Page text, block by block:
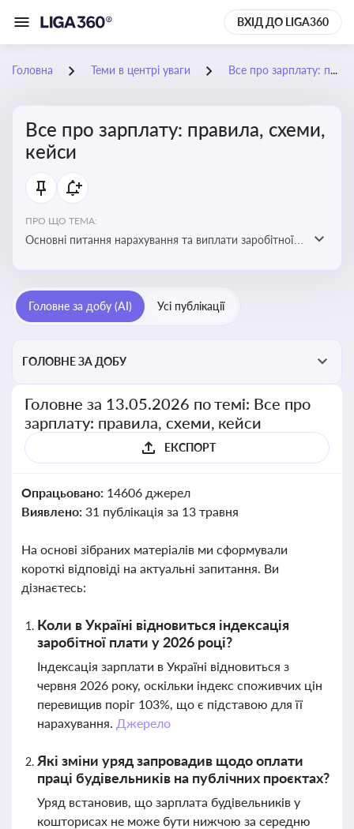
ВХІД ДО LIGA360
Головна Теми в центрі уваги Все про зарплату: правила, схеми, кейси
Все про зарплату: правила, схеми,
кейси
ПРО ЩО ТЕМА:
Основні питання нарахування та виплати заробітної
інформації про можливі схеми зловживань
Головне за добу (AI) Усі публікації
ГОЛОВНЕ ЗА ДОБУ
Головне за 13.05.2026 по темі: Все про
зарплату: правила, схеми, кейси
ЕКСПОРТ
Опрацьовано: 14606 джерел
Виявлено: 31 публікація за 13 травня
На основі зібраних матеріалів ми сформували
короткі відповіді на актуальні запитання. Ви
дізнаєтесь:
Коли в Україні відновиться індексація
заробітної плати у 2026 році?
Індексація зарплати в Україні відновиться з
червня 2026 року, оскільки індекс споживчих цін
перевищив поріг 103%, що є підставою для її
нарахування. Джерело
Які зміни уряд запровадив щодо оплати
праці будівельників на публічних проєктах?
Уряд встановив, що зарплата будівельників у
кошторисах не може бути нижчою за середню